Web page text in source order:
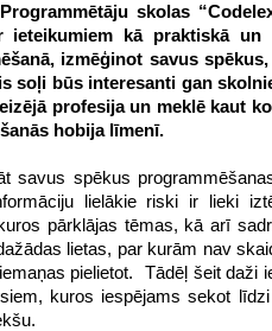
skolas
ieteikumiem kā praktiskā un
izmēģinot savus
soļi būs interesanti gan
profesija un meklē kaut
hobija līmenī.
savus spēkus
lielākie riski ir lieki
pārklājas tēmas, kā arī
lietas, par kurām nav
pielietot. Tādēļ šeit daži
kuros iespējams sekot